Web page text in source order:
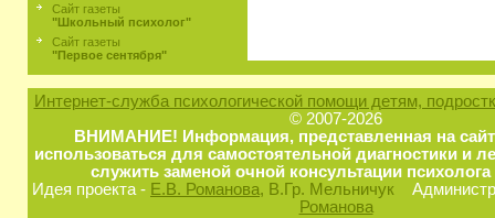
Сайт газеты
"Школьный психолог"
Сайт газеты
"Первое сентября"
Интернет-служба психологической помощи детям,
© 2007-2026
ВНИМАНИЕ! Информация, представленная на
использоваться для самостоятельной диагностики и
служить заменой очной консультации
Идея проекта - Е.В. Романова, В.Гр. Мельничук
Романова